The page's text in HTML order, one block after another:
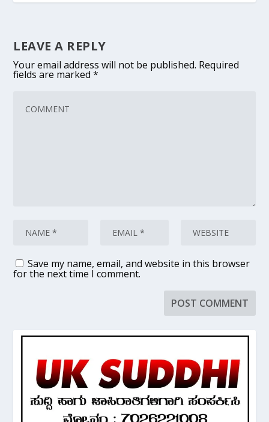
LEAVE A REPLY
Your email address will not be published. Required
fields are marked*
Save my name, email, and website in this browser
for the next time I comment.